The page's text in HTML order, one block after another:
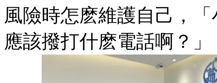
風險時怎麽維護自己，
應該撥打什麽電話啊？」